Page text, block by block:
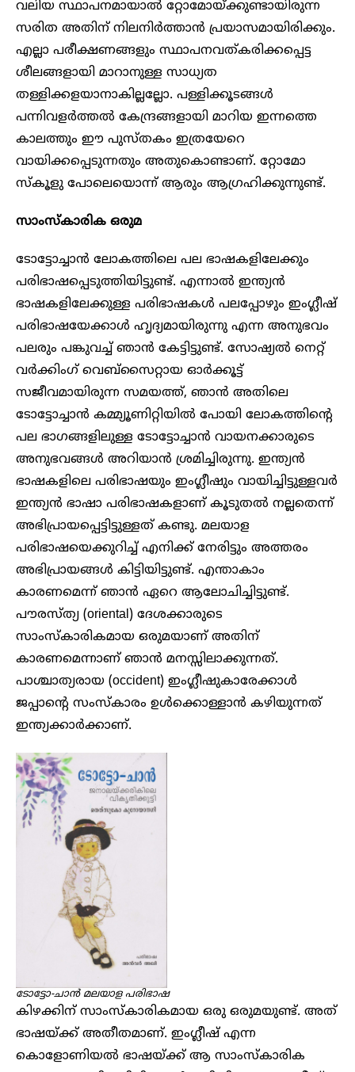
വലിയ സ്ഥാപനമായാൽ റ്റോമോയ്ക്കുണ്ടായിരുന്ന
സരിത അതിന് നിലനിർത്താൻ പ്രയാസമായിരിക്കും.
എല്ലാ പരീക്ഷണങ്ങളും സ്ഥാപനവത്കരിക്കപ്പെട്ട
ശീലങ്ങളായി മാറാനുള്ള സാധ്യത
തള്ളിക്കളയാനാകില്ലല്ലോ. പള്ളിക്കൂടങ്ങൾ
പന്നിവളർത്തൽ കേന്ദ്രങ്ങളായി മാറിയ ഇന്നത്തെ
കാലത്തും ഈ പുസ്തകം ഇത്രയേറെ
വായിക്കപ്പെടുന്നതും അതുകൊണ്ടാണ്. റ്റോമോ
സ്കൂളു പോലെയൊന്ന് ആരും ആഗ്രഹിക്കുന്നുണ്ട്.
സാംസ്കാരിക ഒരുമ
ടോട്ടോച്ചാൻ ലോകത്തിലെ പല ഭാഷകളിലേക്കും
പരിഭാഷപ്പെടുത്തിയിട്ടുണ്ട്. എന്നാൽ ഇന്ത്യൻ
ഭാഷകളിലേക്കുള്ള പരിഭാഷകൾ പലപ്പോഴും ഇംഗ്ലീഷ്
പരിഭാഷയേക്കാൾ ഹൃദ്യമായിരുന്നു എന്ന അനുഭവം
പലരും പങ്കുവച്ച് ഞാൻ കേട്ടിട്ടുണ്ട്. സോഷ്യൽ നെറ്റ്
വർക്കിംഗ് വെബ്സൈറ്റായ ഓർക്കൂട്ട്
സജീവമായിരുന്ന സമയത്ത്, ഞാൻ അതിലെ
ടോട്ടോച്ചാൻ കമ്മ്യൂണിറ്റിയിൽ പോയി ലോകത്തിന്റെ
പല ഭാഗങ്ങളിലുള്ള ടോട്ടോച്ചാൻ വായനക്കാരുടെ
അനുഭവങ്ങൾ അറിയാൻ ശ്രമിച്ചിരുന്നു. ഇന്ത്യൻ
ഭാഷകളിലെ പരിഭാഷയും ഇംഗ്ലീഷും വായിച്ചിട്ടുള്ളവർ
ഇന്ത്യൻ ഭാഷാ പരിഭാഷകളാണ് കൂടുതൽ നല്ലതെന്ന്
അഭിപ്രായപ്പെട്ടിട്ടുള്ളത് കണ്ടു. മലയാള
പരിഭാഷയെക്കുറിച്ച് എനിക്ക് നേരിട്ടും അത്തരം
അഭിപ്രായങ്ങൾ കിട്ടിയിട്ടുണ്ട്. എന്താകാം
കാരണമെന്ന് ഞാൻ ഏറെ ആലോചിച്ചിട്ടുണ്ട്.
പൗരസ്ത്യ (oriental) ദേശക്കാരുടെ
സാംസ്കാരികമായ ഒരുമയാണ് അതിന്
കാരണമെന്നാണ് ഞാൻ മനസ്സിലാക്കുന്നത്.
പാശ്ചാത്യരായ (occident) ഇംഗ്ലീഷുകാരേക്കാൾ
ജപ്പാന്റെ സംസ്കാരം ഉൾക്കൊള്ളാൻ കഴിയുന്നത്
ഇന്ത്യക്കാർക്കാണ്.
ടോട്ടോ-ചാൻ മലയാള പരിഭാഷ
കിഴക്കിന് സാംസ്കാരികമായ ഒരു ഒരുമയുണ്ട്. അത്
ഭാഷയ്ക്ക് അതീതമാണ്. ഇംഗ്ലീഷ് എന്ന
കൊളോണിയൽ ഭാഷയ്ക്ക് ആ സാംസ്കാരിക